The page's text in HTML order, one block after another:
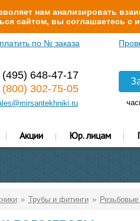
нам анализировать
сайтом, вы соглашаетесь с
по № заказа
(495) 648-47-17
(800) 302-75-05
Акции Юр. лицам
Трубы и фитинги